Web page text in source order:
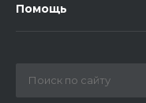
Помощь